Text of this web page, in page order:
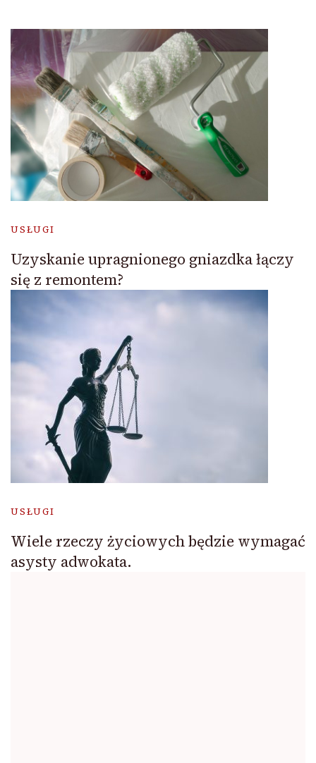
USŁUGI
Uzyskanie upragnionego gniazdka łączy
się z remontem?
USŁUGI
Wiele rzeczy życiowych będzie wymagać
asysty adwokata.